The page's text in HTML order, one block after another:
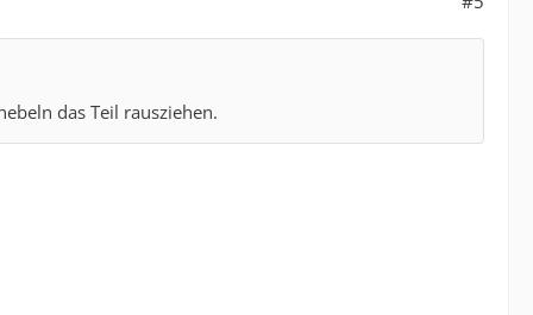
das Teil rausziehen.